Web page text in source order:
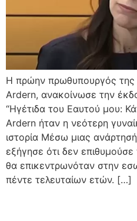
Η πρώην πρωθυπουργός της
Ardern, ανακοίνωσε την
“Ηγέτιδα του Εαυτού μου:
Ardern ήταν η νεότερη
ιστορία Μέσω μιας
εξήγησε ότι δεν
θα επικεντρωνόταν στην
πέντε τελευταίων ετών. […]